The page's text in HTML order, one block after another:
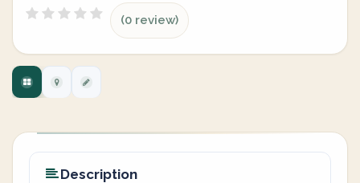
(0 review)
Description